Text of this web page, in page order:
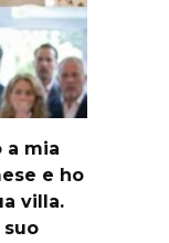
a mia
e ho
villa.
suo